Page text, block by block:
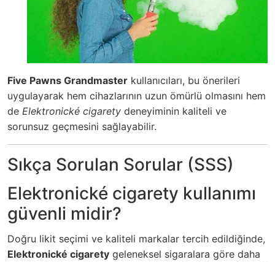
Five Pawns Grandmaster kullanıcıları, bu önerileri
uygulayarak hem cihazlarının uzun ömürlü olmasını hem
de Elektronické cigarety deneyiminin kaliteli ve
sorunsuz geçmesini sağlayabilir.
Sıkça Sorulan Sorular (SSS)
Elektronické cigarety kullanımı
güvenli midir?
Doğru likit seçimi ve kaliteli markalar tercih edildiğinde,
Elektronické cigarety geleneksel sigaralara göre daha